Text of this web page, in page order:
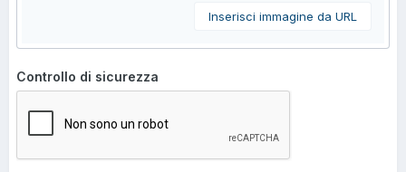
Inserisci immagine da URL
Controllo di sicurezza